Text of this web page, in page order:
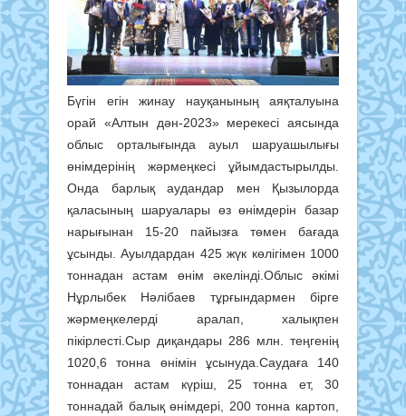
Бүгін егін жинау науқанының аяқталуына
орай «Алтын дән-2023» мерекесі аясында
облыс орталығында ауыл шаруашылығы
өнімдерінің жәрмеңкесі ұйымдастырылды.
Онда барлық аудандар мен Қызылорда
қаласының шаруалары өз өнімдерін базар
нарығынан 15-20 пайызға төмен бағада
ұсынды. Ауылдардан 425 жүк көлігімен 1000
тоннадан астам өнім әкелінді.Облыс әкімі
Нұрлыбек Нәлібаев тұрғындармен бірге
жәрмеңкелерді аралап, халықпен
пікірлесті.Сыр диқандары 286 млн. теңгенің
1020,6 тонна өнімін ұсынуда.Саудаға 140
тоннадан астам күріш, 25 тонна ет, 30
тоннадай балық өнімдері, 200 тонна картоп,